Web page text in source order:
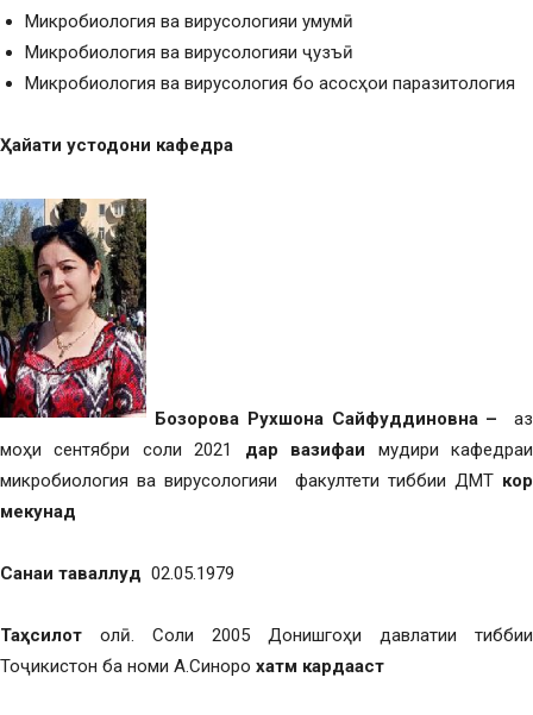
Микробиология ва вирусологияи умумӣ
Микробиология ва вирусологияи ҷузъӣ
Микробиология ва вирусология бо асосҳои паразитология
Ҳайати устодони кафедра
Бозорова Рухшона Сайфуддиновна –аз
моҳи сентябри соли 2021 дар вазифаи мудири кафедраи
микробиология ва вирусологияи факултети тиббии ДМТ кор
мекунад
Санаи таваллуд 02.05.1979
Таҳсилот олӣ. Соли 2005 Донишгоҳи давлатии тиббии
Тоҷикистон ба номи А.Синоро хатм кардааст